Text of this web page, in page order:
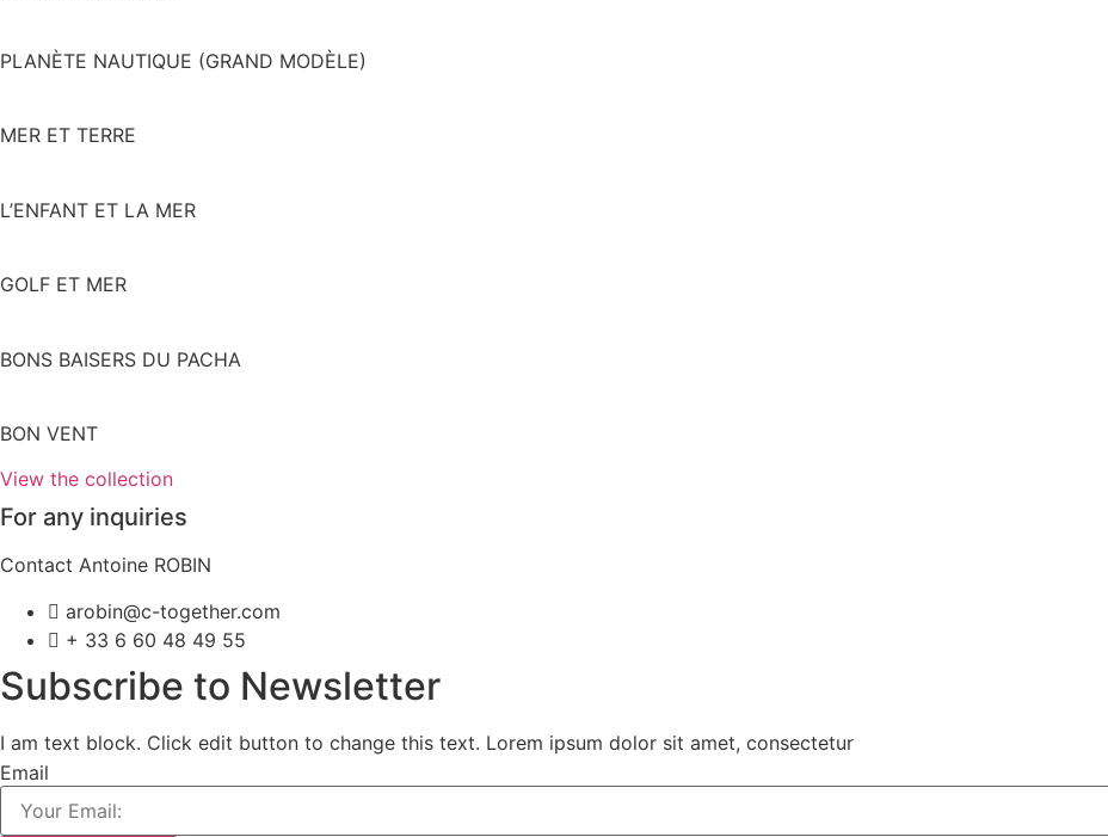
PLANÈTE NAUTIQUE (GRAND MODÈLE)
MER ET TERRE
L’ENFANT ET LA MER
GOLF ET MER
BONS BAISERS DU PACHA
BON VENT
View the collection
For any inquiries
Contact Antoine ROBIN
arobin@c-together.com
+ 33 6 60 48 49 55
Subscribe to Newsletter
I am text block. Click edit button to change this text. Lorem ipsum dolor sit amet, consectetur
Email